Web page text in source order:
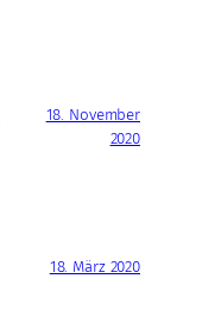
18. November
2020
18. März 2020